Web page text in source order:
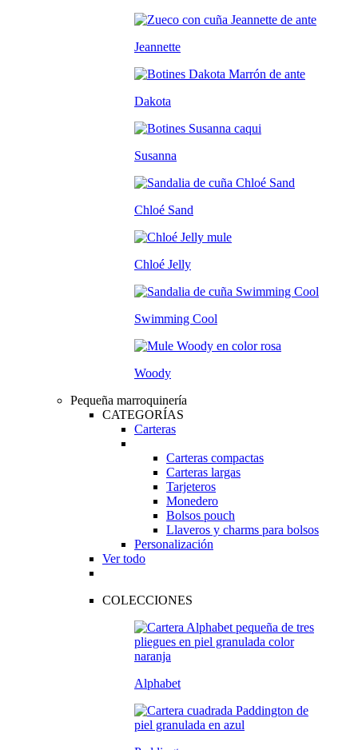
Jeannette
Dakota
Susanna
Chloé Sand
Chloé Jelly
Swimming Cool
Woody
Pequeña marroquinería
CATEGORÍAS
Carteras
Carteras compactas
Carteras largas
Tarjeteros
Monedero
Bolsos pouch
Llaveros y charms para bolsos
Personalización
Ver todo
COLECCIONES
Alphabet